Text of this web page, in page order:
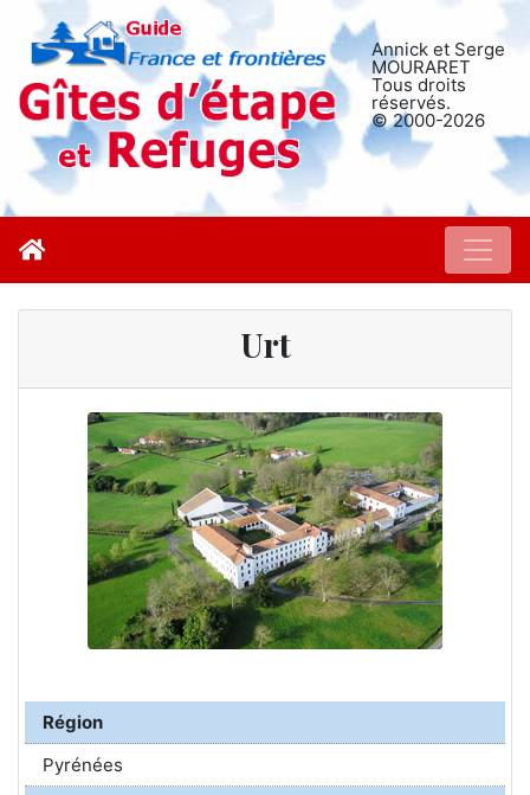
Annick et Serge
MOURARET
Tous droits
réservés.
© 2000-2026
Urt
Région
Pyrénées